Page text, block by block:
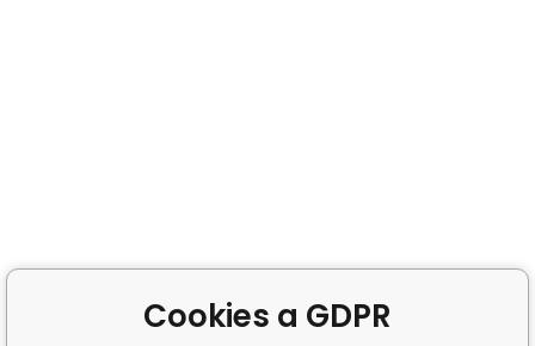
Cookies a GDPR